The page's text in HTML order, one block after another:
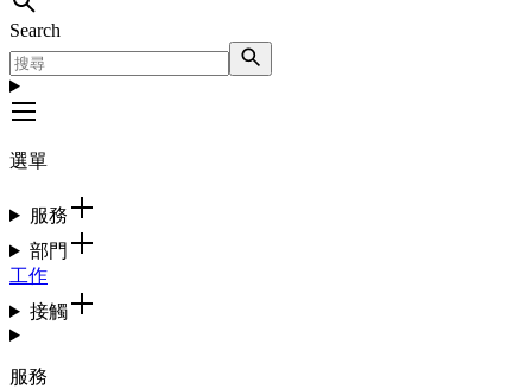
Search
選單
服務
部門
工作
接觸
服務